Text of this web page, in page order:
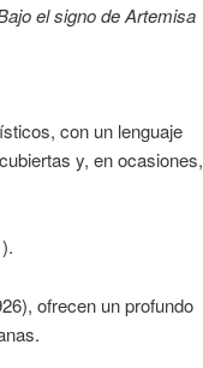
el signo de Artemisa
con un lenguaje
y, en ocasiones,
ofrecen un profundo